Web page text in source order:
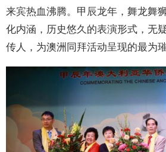
来宾热血沸腾。甲辰龙年，舞龙舞
化内涵，历史悠久的表演形式，无
传人，为澳洲同拜活动呈现的最为